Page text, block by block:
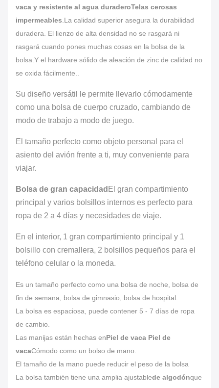
vaca y resistente al agua duraderoTelas cerosas
impermeables La calidad superior asegura la durabilidad
duradera. El lienzo de alta densidad no se rasgará ni
rasgará cuando pones muchas cosas en la bolsa de la
bolsa.Y el hardware sólido de aleación de zinc de calidad no
se oxida fácilmente..
Su diseño versátil le permite llevarlo cómodamente
como una bolsa de cuerpo cruzado, cambiando de
modo de trabajo a modo de juego.
El tamaño perfecto como objeto personal para el
asiento del avión frente a ti, muy conveniente para
viajar.
Bolsa de gran capacidad El gran compartimiento
principal y varios bolsillos internos es perfecto para
ropa de 2 a 4 días y necesidades de viaje.
En el interior, 1 gran compartimiento principal y 1
bolsillo con cremallera, 2 bolsillos pequeños para el
teléfono celular o la moneda.
Es un tamaño perfecto como una bolsa de noche, bolsa de
fin de semana, bolsa de gimnasio, bolsa de hospital.
La bolsa es espaciosa, puede contener 5 - 7 días de ropa
de cambio.
Las manijas están hechas enPiel de vaca Piel de
vacaCómodo como un bolso de mano.
El tamaño de la mano puede reducir el peso de la bolsa
La bolsa también tiene una amplia ajustablede algodónque